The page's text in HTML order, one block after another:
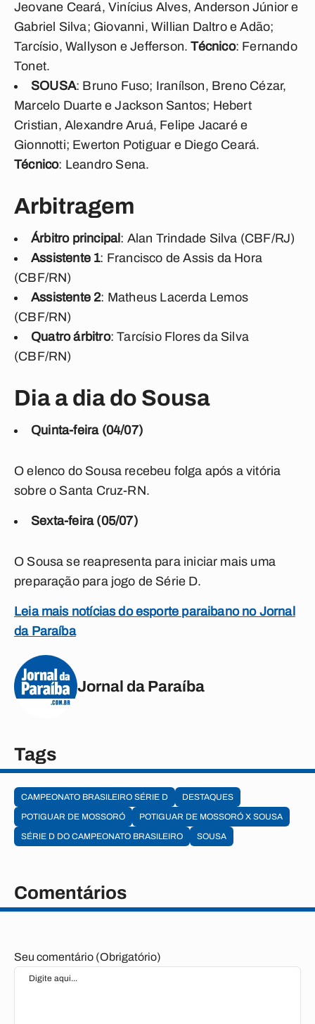
Jeovane Ceará, Vinícius Alves, Anderson Júnior e
Gabriel Silva; Giovanni, Willian Daltro e Adão;
Tarcísio, Wallyson e Jefferson.Técnico: Fernando
Tonet.
SOUSA: Bruno Fuso; Iranílson, Breno Cézar,
Marcelo Duarte e Jackson Santos; Hebert
Cristian, Alexandre Aruá, Felipe Jacaré e
Gionnotti; Ewerton Potiguar e Diego Ceará.
Técnico: Leandro Sena.
Arbitragem
Árbitro principal : Alan Trindade Silva (CBF/RJ)
Assistente 1: Francisco de Assis da Hora
(CBF/RN)
Assistente 2: Matheus Lacerda Lemos
(CBF/RN)
Quatro árbitro: Tarcísio Flores da Silva
(CBF/RN)
Dia a dia do Sousa
Quinta-feira (04/07)
O elenco do Sousa recebeu folga após a vitória
sobre o Santa Cruz-RN.
Sexta-feira (05/07)
O Sousa se reapresenta para iniciar mais uma
preparação para jogo de Série D.
Leia mais notícias do esporte paraibano no Jornal
da Paraíba
Jornal da Paraíba
Tags
CAMPEONATO BRASILEIRO SÉRIE D
DESTAQUES
POTIGUAR DE MOSSORÓ
POTIGUAR DE MOSSORÓ X SOUSA
SÉRIE D DO CAMPEONATO BRASILEIRO
SOUSA
Comentários
Seu comentário (Obrigatório)